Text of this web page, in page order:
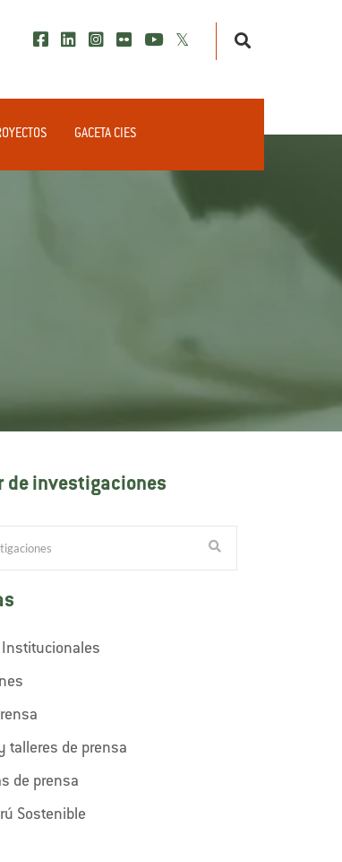
GACETA CIES
de investigaciones
Institucionales
talleres de prensa
de prensa
Sostenible